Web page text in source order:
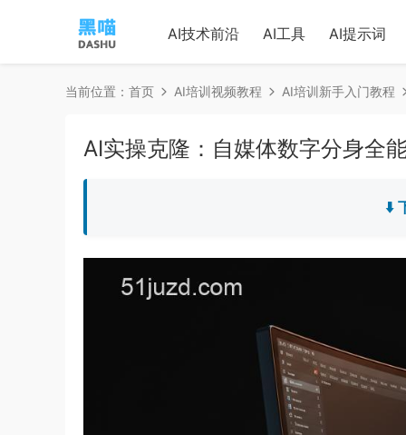
AI技术前沿 AI工具 AI提示词
当前位置： 首页 AI培训视频教程 AI培训新手入门教程
AI实操克隆：自媒体数字分身全
⬇️